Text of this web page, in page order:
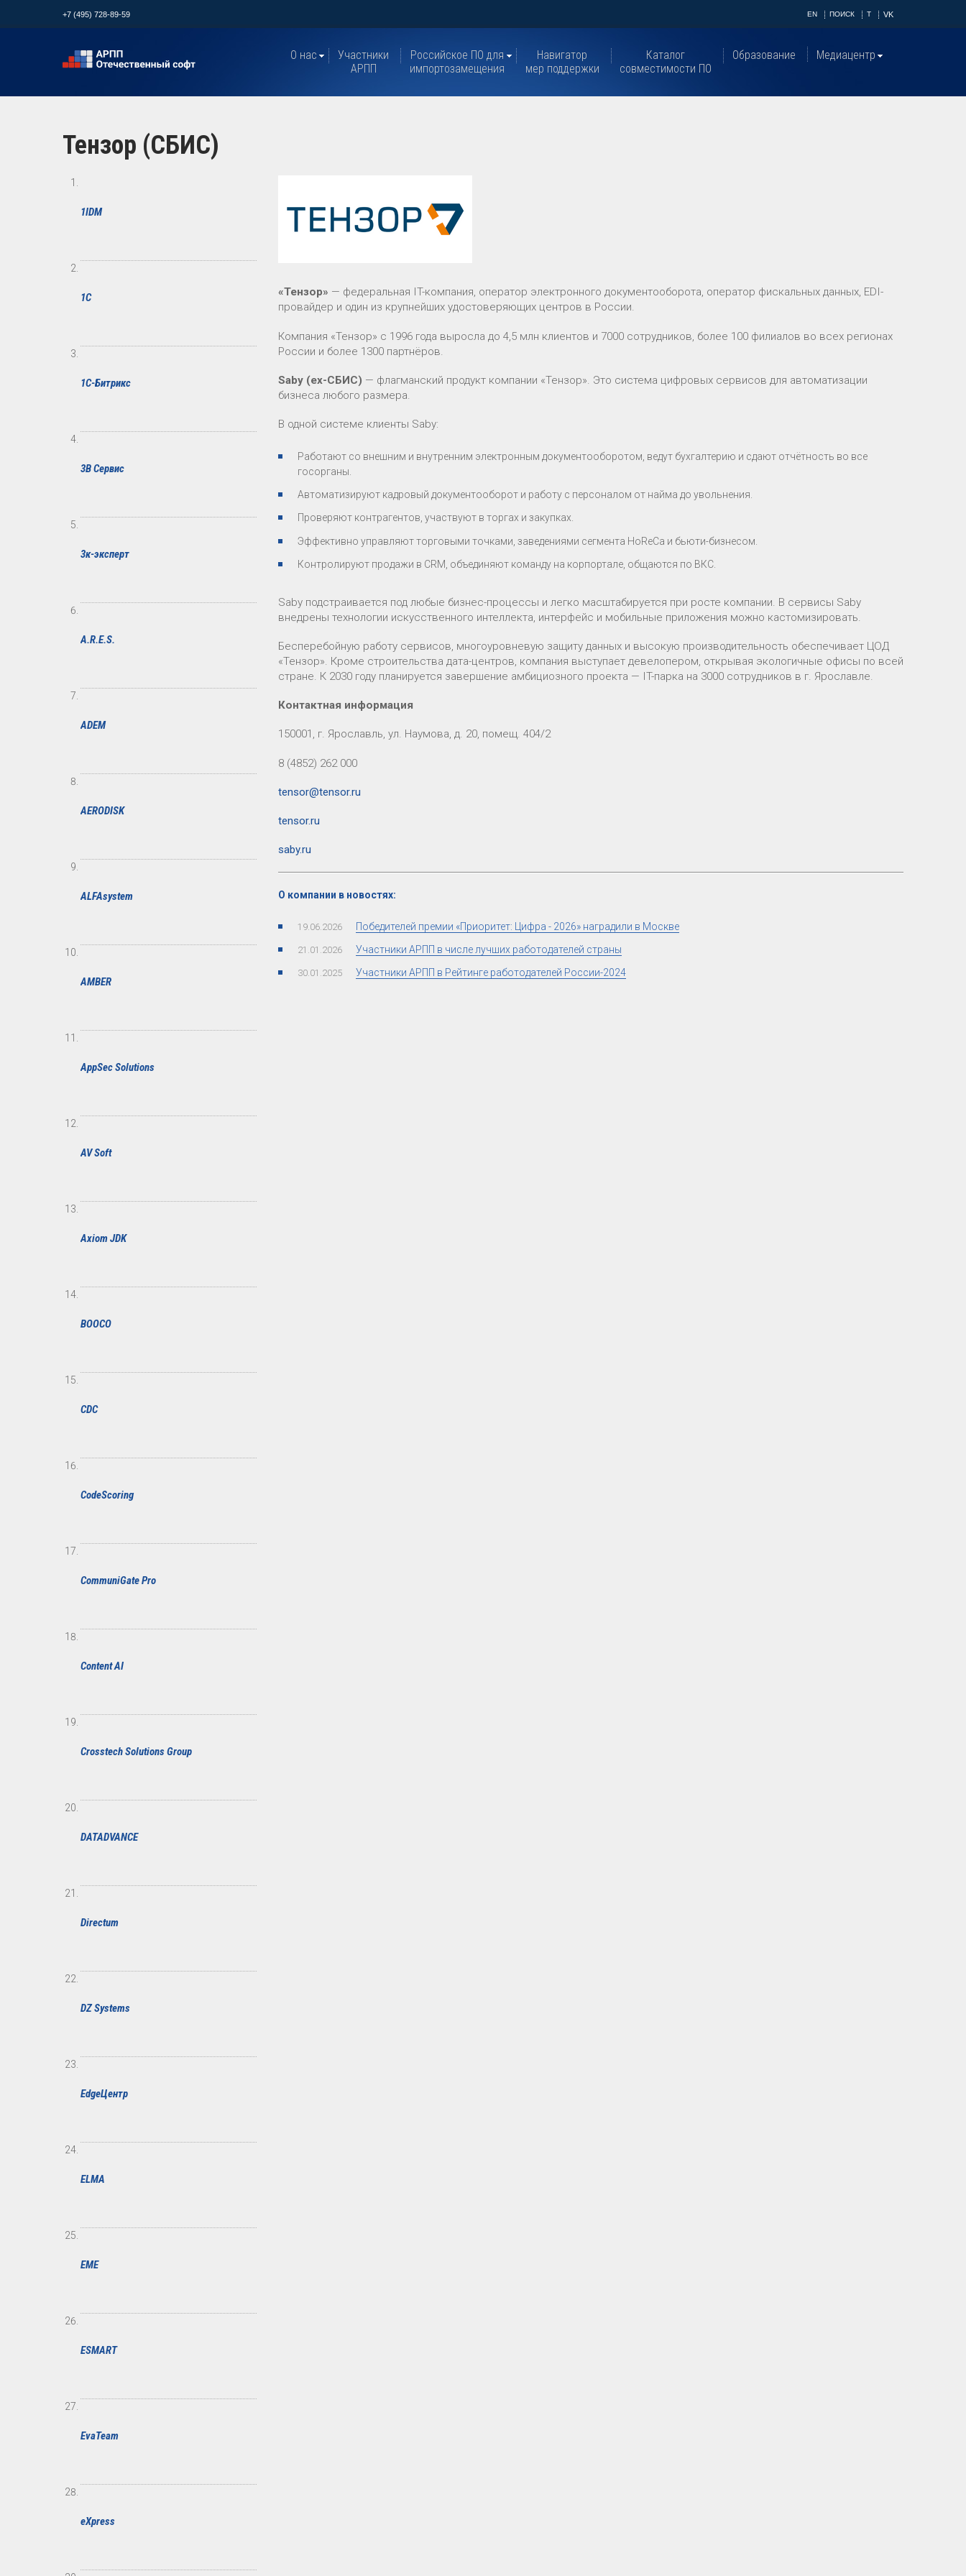
+7 (495) 728-89-59 EN ПОИСК T VK
О нас
Участники
АРПП
Российское ПО для
импортозамещения
Навигатор
мер поддержки
Каталог
совместимости ПО
Образование Медиацентр
Тензор (СБИС)
1IDM
1С
1С-Битрикс
3В Сервис
3к-эксперт
A.R.E.S.
ADEM
AERODISK
ALFAsystem
AMBER
AppSec Solutions
AV Soft
Axiom JDK
BOOCO
CDC
CodeScoring
CommuniGate Pro
Content AI
Crosstech Solutions Group
DATADVANCE
Directum
DZ Systems
EdgeЦентр
ELMA
EME
ESMART
EvaTeam
eXpress
«Тензор» — федеральная IT-компания, оператор электронного документооборота, оператор фискальных данных, EDI-
провайдер и один из крупнейших удостоверяющих центров в России.
Компания «Тензор» с 1996 года выросла до 4,5 млн клиентов и 7000 сотрудников, более 100 филиалов во всех регионах
России и более 1300 партнёров.
Saby (ex-СБИС) — флагманский продукт компании «Тензор». Это система цифровых сервисов для автоматизации
бизнеса любого размера.
В одной системе клиенты Saby:
Работают со внешним и внутренним электронным документооборотом, ведут бухгалтерию и сдают отчётность во все
госорганы.
Автоматизируют кадровый документооборот и работу с персоналом от найма до увольнения.
Проверяют контрагентов, участвуют в торгах и закупках.
Эффективно управляют торговыми точками, заведениями сегмента HoReCa и бьюти-бизнесом.
Контролируют продажи в CRM, объединяют команду на корпортале, общаются по ВКС.
Saby подстраивается под любые бизнес-процессы и легко масштабируется при росте компании. В сервисы Saby
внедрены технологии искусственного интеллекта, интерфейс и мобильные приложения можно кастомизировать.
Бесперебойную работу сервисов, многоуровневую защиту данных и высокую производительность обеспечивает ЦОД
«Тензор». Кроме строительства дата-центров, компания выступает девелопером, открывая экологичные офисы по всей
стране. К 2030 году планируется завершение амбициозного проекта — IT-парка на 3000 сотрудников в г. Ярославле.
Контактная информация
150001, г. Ярославль, ул. Наумова, д. 20, помещ. 404/2
8 (4852) 262 000
tensor@tensor.ru
tensor.ru
saby.ru
О компании в новостях:
19.06.2026 Победителей премии «Приоритет: Цифра - 2026» наградили в Москве
21.01.2026 Участники АРПП в числе лучших работодателей страны
30.01.2025 Участники АРПП в Рейтинге работодателей России-2024